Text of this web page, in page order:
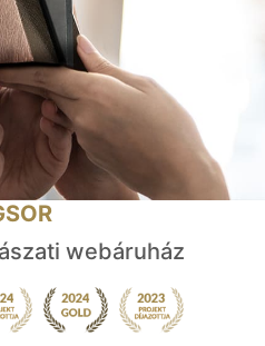
webáruház